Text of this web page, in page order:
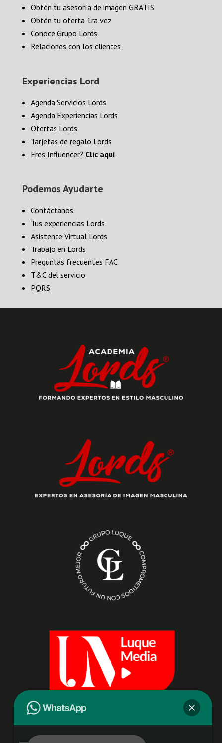
Obtén tu asesoría de imagen GRATIS
Obtén tu oferta 1ra vez
Conoce Grupo Lords
Relaciones con los clientes
Experiencias Lord
Agenda Servicios Lords
Agenda Experiencias Lords
Ofertas Lords
Tarjetas de regalo Lords
Eres Influencer? Clic aquí
Podemos Ayudarte
Contáctanos
Tus experiencias Lords
Asistente Virtual Lords
Trabajo en Lords
Preguntas frecuentes FAC
T&C del servicio
PQRS